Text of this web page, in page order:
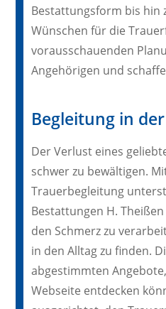
Bestattungsform bis hin
Wünschen für die
vorausschauenden
Angehörigen und
Begleitung in
Der Verlust eines
schwer zu bewältigen.
Trauerbegleitung
Bestattungen H.
den Schmerz zu
in den Alltag zu finden.
abgestimmten
Webseite entdecken